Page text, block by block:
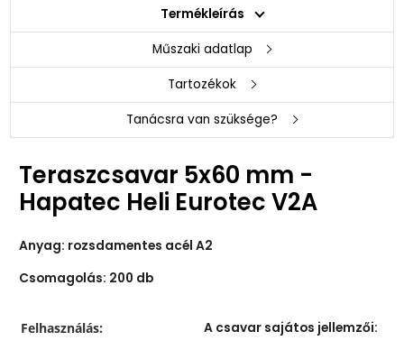
Termékleírás
Műszaki adatlap
Tartozékok
Tanácsra van szüksége?
Teraszcsavar 5x60 mm -
Hapatec Heli Eurotec V2A
Anyag: rozsdamentes acél A2
Csomagolás: 200 db
Felhasználás:
A csavar sajátos jellemzői: